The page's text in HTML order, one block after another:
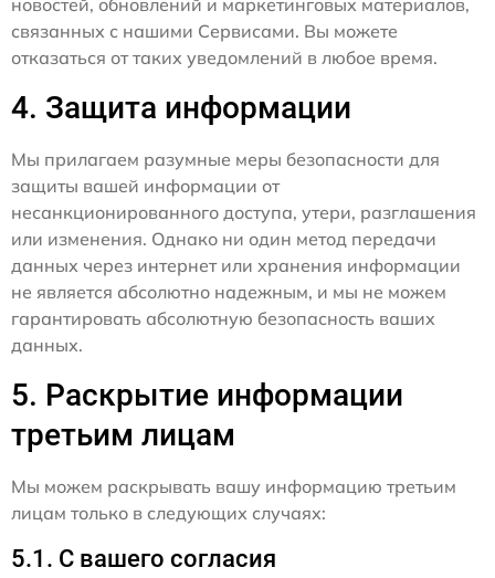
новостей, обновлений и маркетинговых материалов,
связанных с нашими Сервисами. Вы можете
отказаться от таких уведомлений в любое время.
4. Защита информации
Мы прилагаем разумные меры безопасности для
защиты вашей информации от
несанкционированного доступа, утери, разглашения
или изменения. Однако ни один метод передачи
данных через интернет или хранения информации
не является абсолютно надежным, и мы не можем
гарантировать абсолютную безопасность ваших
данных.
5. Раскрытие информации
третьим лицам
Мы можем раскрывать вашу информацию третьим
лицам только в следующих случаях:
5.1. С вашего согласия